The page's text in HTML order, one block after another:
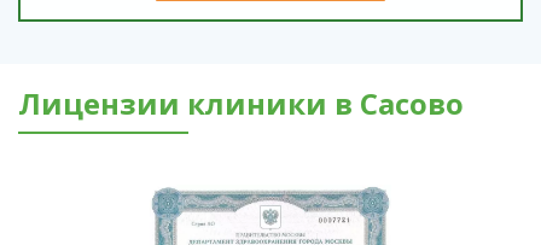
Лицензии клиники в Сасово